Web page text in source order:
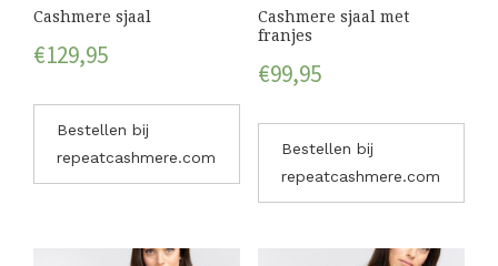
Cashmere sjaal
€129,95
Bestellen bij
repeatcashmere.com
Cashmere sjaal met
franjes
€99,95
Bestellen bij
repeatcashmere.com